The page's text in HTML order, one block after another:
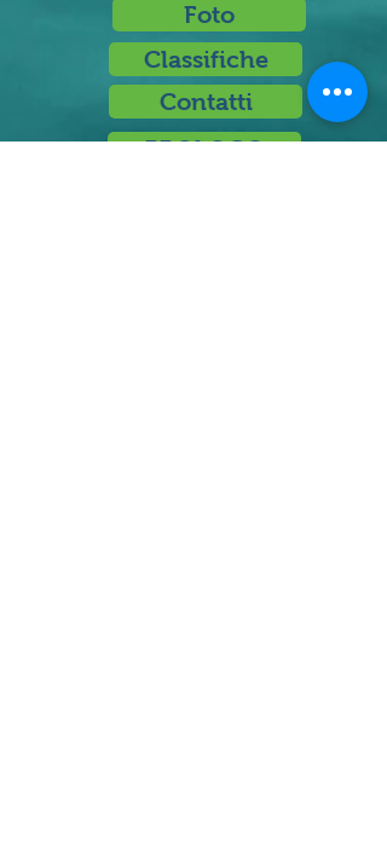
Foto
Classifiche
Contatti
PROLOGO